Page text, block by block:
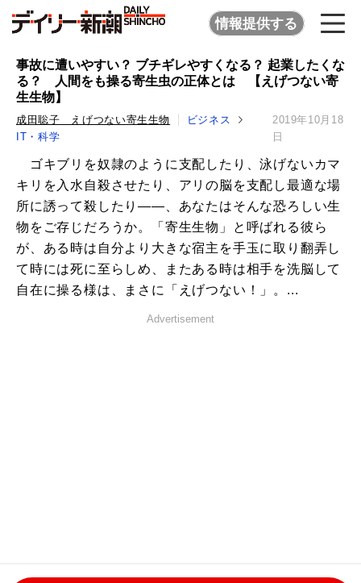
情報提供する
事故に遭いやすい？ ブチギレやすくなる？ 起業したくな
る？ 人間をも操る寄生虫の正体とは 【えげつない寄
生生物】
成田聡子 えげつない寄生生物
ビジネス
IT・科学
2019年10月18
日
ゴキブリを奴隷のように支配したり、泳げないカマ
キリを入水自殺させたり、アリの脳を支配し最適な場
所に誘って殺したり――、あなたはそんな恐ろしい生
物をご存じだろうか。「寄生生物」と呼ばれる彼ら
が、ある時は自分より大きな宿主を手玉に取り翻弄し
て時には死に至らしめ、またある時は相手を洗脳して
自在に操る様は、まさに「えげつない！」。...
Advertisement